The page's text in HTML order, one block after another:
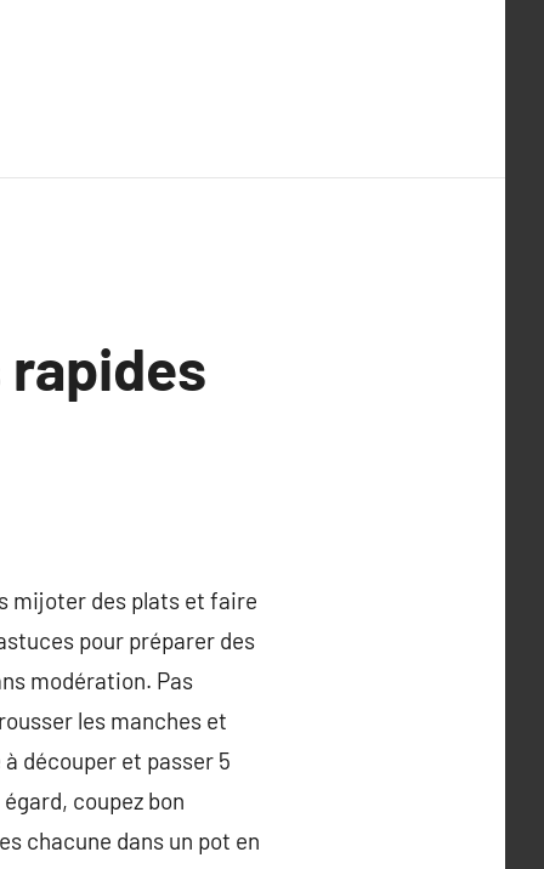
mijoter des plats et faire
pour préparer des
modération. Pas
les manches et
découper et passer 5
coupez bon
chacune dans un pot en